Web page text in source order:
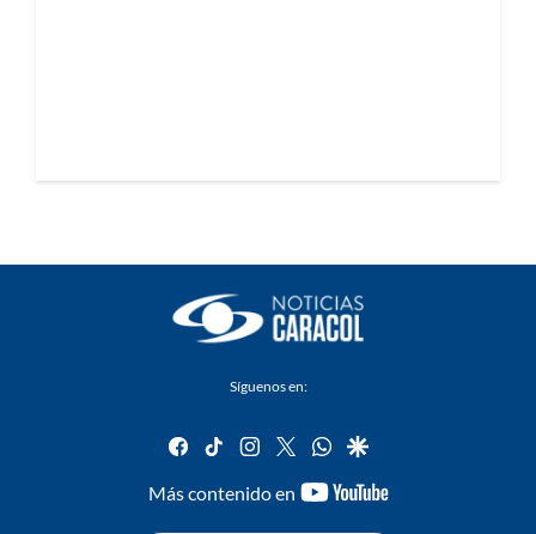
Síguenos en:
facebook
tiktok instagram
twitterwhatsapp
google
Más contenido en
youtube-